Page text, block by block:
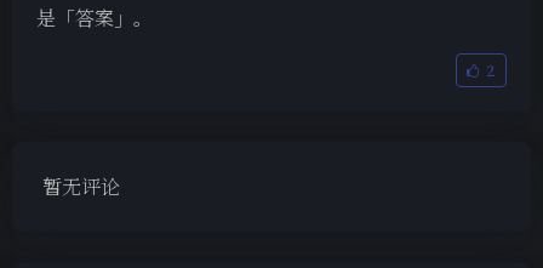
是「答案」。
2
暂无评论